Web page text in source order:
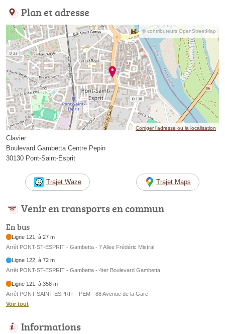
Plan et adresse
© contributeurs OpenStreetMap
Corriger l’adresse ou la localisation
Clavier
Boulevard Gambetta Centre Pepin
30130 Pont-Saint-Esprit
Trajet Waze Trajet Maps
Venir en transports en commun
En bus
Ligne 121, à 27 m
Arrêt PONT-ST-ESPRIT - Gambetta - 7 Allee Frédéric Mistral
Ligne 122, à 72 m
Arrêt PONT-ST-ESPRIT - Gambetta - 4ter Boulevard Gambetta
Ligne 121, à 358 m
Arrêt PONT-SAINT-ESPRIT - PEM - 88 Avenue de la Gare
Voir tout
Informations